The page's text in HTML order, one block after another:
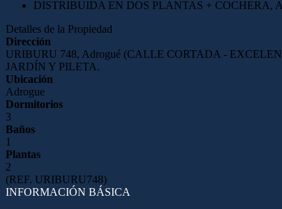
Detalles de la Propiedad
Dirección
URIBURU 748, Adrogué (CALLE CORTADA -
JARDÍN Y PILETA.
Ubicación
Adrogue
Dormitorios
3
Baños
1
Plantas
2
(REF. URIBURU748)
INFORMACIÓN BÁSICA